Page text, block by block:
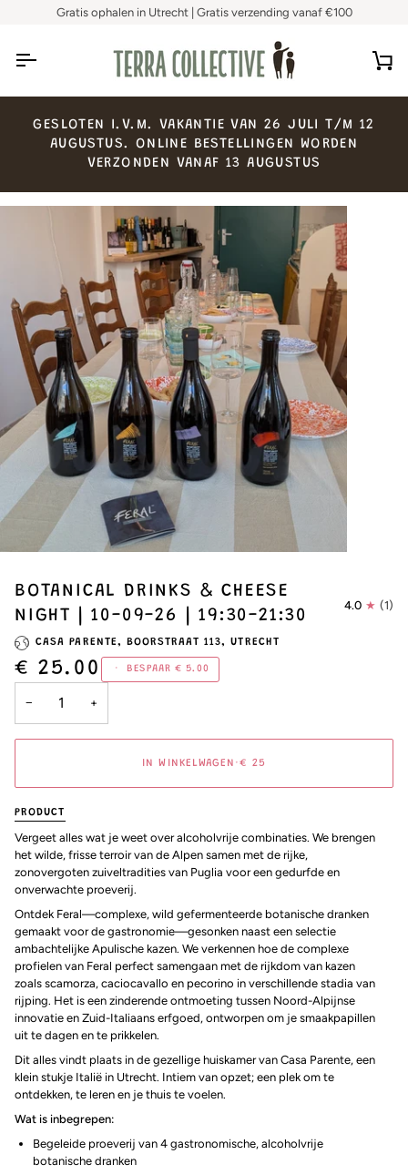
Gratis ophalen in Utrecht | Gratis verzending vanaf €100
GESLOTEN I.V.M. VAKANTIE VAN 26 JULI T/M 12
AUGUSTUS.
ONLINE BESTELLINGEN
WORDEN
VERZONDEN VANAF 13 AUGUSTUS
BOTANICAL DRINKS & CHEESE
NIGHT | 10-09-26 | 19:30-21:30
4.0 (1)
CASA PARENTE, BOORSTRAAT 113, UTRECHT
€ 25.00 • BESPAAR € 5.00
− +
IN WINKELWAGEN •€ 25
PRODUCT
Vergeet alles wat je weet over alcoholvrije combinaties. We brengen
het wilde, frisse terroir van de Alpen samen met de rijke,
zonovergoten zuiveltradities van Puglia voor een gedurfde en
onverwachte proeverij.
Ontdek Feral—complexe, wild gefermenteerde botanische dranken
gemaakt voor de gastronomie—gesonken naast een selectie
ambachtelijke Apulische kazen. We verkennen hoe de complexe
profielen van Feral perfect samengaan met de rijkdom van kazen
zoals scamorza, caciocavallo en pecorino in verschillende stadia van
rijping. Het is een zinderende ontmoeting tussen Noord-Alpijnse
innovatie en Zuid-Italiaans erfgoed, ontworpen om je smaakpapillen
uit te dagen en te prikkelen.
Dit alles vindt plaats in de gezellige huiskamer van Casa Parente, een
klein stukje Italië in Utrecht. Intiem van opzet; een plek om te
ontdekken, te leren en je thuis te voelen.
Wat is inbegrepen:
Begeleide proeverij van 4 gastronomische, alcoholvrije
botanische dranken